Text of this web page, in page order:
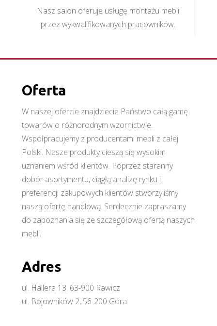
Nasz salon oferuje usługę montażu mebli
przez wykwalifikowanych pracowników.
Oferta
W naszej ofercie znajdziecie Państwo całą gamę
towarów o różnorodnym wzornictwie.
Współpracujemy z producentami mebli z całej
Polski. Nasze produkty cieszą się wysokim
uznaniem wśród klientów. Poprzez staranny
dobór asortymentu, ciągłą analizę rynku i
preferencji zakupowych klientów stworzyliśmy
naszą ofertę handlową. Serdecznie zapraszamy
do zapoznania się ze szczegółową ofertą naszych
mebli.
Adres
ul. Hallera 13, 63-900 Rawicz
ul. Bojowników 2, 56-200 Góra